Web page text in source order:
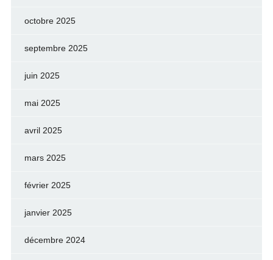
octobre 2025
septembre 2025
juin 2025
mai 2025
avril 2025
mars 2025
février 2025
janvier 2025
décembre 2024